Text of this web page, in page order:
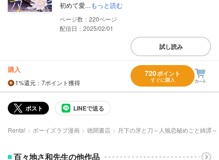
初めて愛...もっと読む
220
配信日：2025/02/01
試し読み
購入
1%還元 ：7ポイント獲得
720ポイント
すぐに購入
ポスト LINEで送る
Renta! ボーイズラブ漫画 徳間書店 月下の牙と刀～人狼恋秘めごと綺譚
百々地さ和先生の他作品